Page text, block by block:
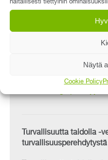
haitallisesti tiettyihin
Näytä
Cookie Policy
Prosessi tuo
etenemisen
sovitussa
ajantasainen tieto
Turvallisuutta taidolla -
turvallisuusperehdytystä